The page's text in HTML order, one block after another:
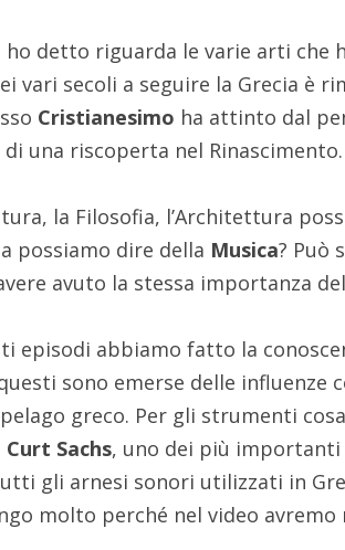
detto riguarda le varie arti che
vari secoli a seguire la Grecia è
Cristianesimo ha attinto dal
una riscoperta nel Rinascimento.
la Filosofia, l’Architettura
possiamo dire della Musica? Può
avuto la stessa importanza
episodi abbiamo fatto la
sono emerse delle influenze
greco. Per gli strumenti
Curt Sachs, uno dei più
gli arnesi sonori utilizzati in
molto perché nel video avremo